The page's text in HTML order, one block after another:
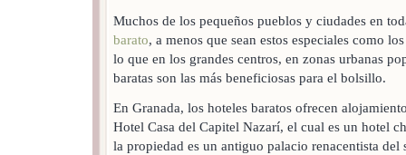
Muchos de los pequeños pueblos y ciudades en
barato, a menos que sean estos especiales como
lo que en los grandes centros, en zonas urbanas
baratas son las más beneficiosas para el bolsillo.
En Granada, los hoteles baratos ofrecen
Hotel Casa del Capitel Nazarí, el cual es un hotel
la propiedad es un antiguo palacio renacentista